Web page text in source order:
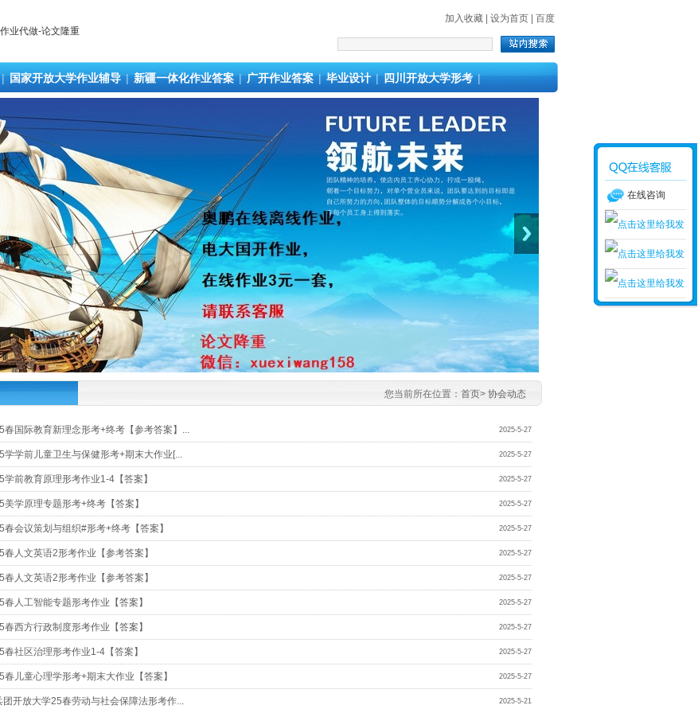
加入收藏| 设为首页| 百度
| 国家开放大学作业辅导 | 新疆一体化作业答案 | 广开作业答案 | 毕业设计 | 四川开放大学形考 |
您当前所在位置： 首页> 协会动态
2025-5-27
春国际教育新理念形考+终考【参考答案】...
2025-5-27
学学前儿童卫生与保健形考+期末大作业[...
2025-5-27
学前教育原理形考作业1-4【答案】
2025-5-27
学原理专题形考+终考【答案】
2025-5-27
春会议策划与组织#形考+终考【答案】
2025-5-27
春人文英语2形考作业【参考答案】
2025-5-27
春人文英语2形考作业【参考答案】
2025-5-27
人工智能专题形考作业【答案】
2025-5-27
西方行政制度形考作业【答案】
2025-5-27
春社区治理形考作业1-4【答案】
2025-5-27
春儿童心理学形考+期末大作业【答案】
2025-5-21
团开放大学25春劳动与社会保障法形考作...
在线咨询